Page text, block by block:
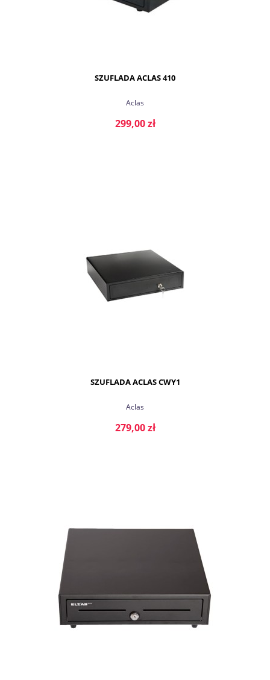
SZUFLADA ACLAS 410
Aclas
299,00 zł
SZUFLADA ACLAS CWY1
Aclas
279,00 zł